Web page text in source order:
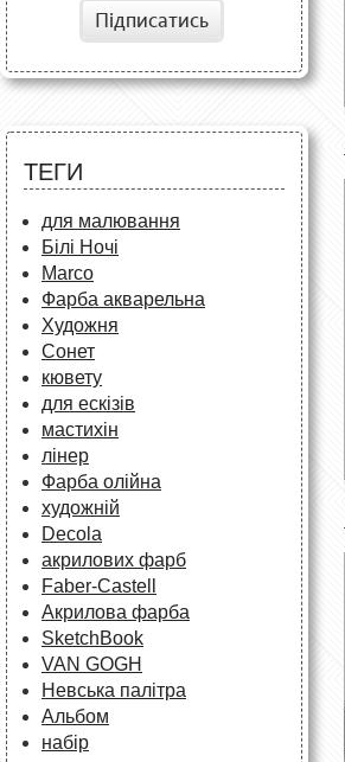
Підписатись
ТЕГИ
для малювання
Білі Ночі
Marco
Фарба акварельна
Художня
Сонет
кювету
для ескізів
мастихін
лінер
Фарба олійна
художній
Decola
акрилових фарб
Faber-Castell
Акрилова фарба
SketchBook
VAN GOGH
Невська палітра
Альбом
набір